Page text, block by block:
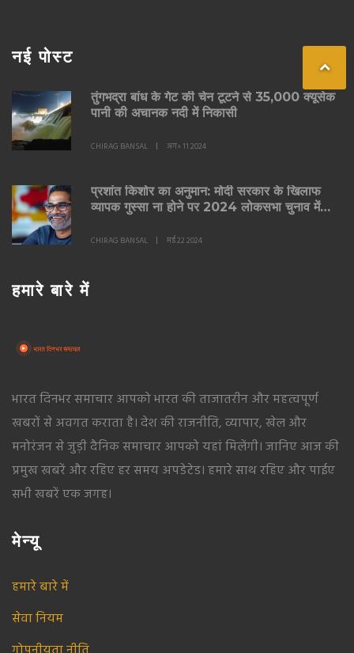
नई पोस्ट
तुंगभद्रा बांध के गेट की चेन टूटने से 35,000 क्यूसेक
पानी की अचानक नदी में निकासी
CHIRAG BANSAL अग॰ 11 2024
प्रशांत किशोर का अनुमान: मोदी सरकार के खिलाफ
व्यापक गुस्सा ना होने पर 2024 लोकसभा चुनाव में
CHIRAG BANSAL मई 22 2024
हमारे बारे में
भारत दिनभर समाचार आपको भारत की ताजातरीन और महत्वपूर्ण
खबरों से अवगत कराता है। देश की राजनीति, व्यापार, खेल और
मनोरंजन से जुड़ी दैनिक समाचार आपको यहां मिलेंगी। जानिए आज की
प्रमुख खबरें और रहिए हर समय अपडेटेड। हमारे साथ रहिए और पाईए
सभी खबरें एक जगह।
मेन्यू
हमारे बारे में
सेवा नियम